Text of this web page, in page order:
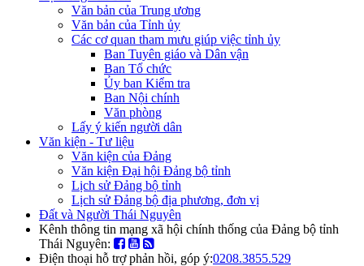
Văn bản của Trung ương
Văn bản của Tỉnh ủy
Các cơ quan tham mưu giúp việc tỉnh ủy
Ban Tuyên giáo và Dân vận
Ban Tổ chức
Ủy ban Kiểm tra
Ban Nội chính
Văn phòng
Lấy ý kiến người dân
Văn kiện - Tư liệu
Văn kiện của Đảng
Văn kiện Đại hội Đảng bộ tỉnh
Lịch sử Đảng bộ tỉnh
Lịch sử Đảng bộ địa phương, đơn vị
Đất và Người Thái Nguyên
Kênh thông tin mạng xã hội chính thống của Đảng bộ tỉnh
Thái Nguyên:
Điện thoại hỗ trợ phản hồi, góp ý:0208.3855.529